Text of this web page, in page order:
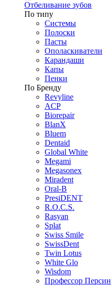
Отбеливание зубов
По типу
Системы
Полоски
Пасты
Ополаскиватели
Карандаши
Капы
Пенки
По Бренду
Revyline
ACP
Biorepair
BlanX
Bluem
Dentaid
Global White
Megami
Megasonex
Miradent
Oral-B
PresiDENT
R.O.C.S.
Rasyan
Splat
Swiss Smile
SwissDent
Twin Lotus
White Glo
Wisdom
Профессор Персин